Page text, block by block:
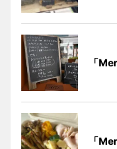
「
「